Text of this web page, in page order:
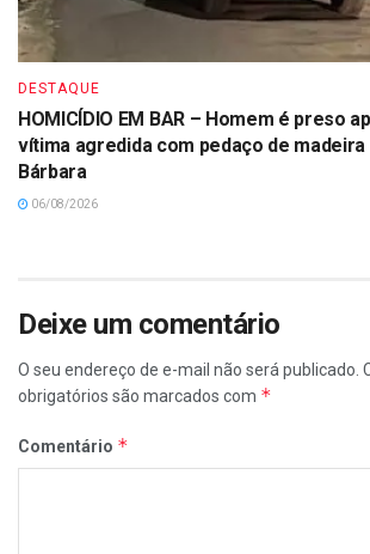
DESTAQUE
HOMICÍDIO EM BAR – Homem é preso
vítima agredida com pedaço de madeira
Bárbara
06/08/2026
Deixe um comentário
O seu endereço de e-mail não será publicado.
obrigatórios são marcados com *
Comentário *